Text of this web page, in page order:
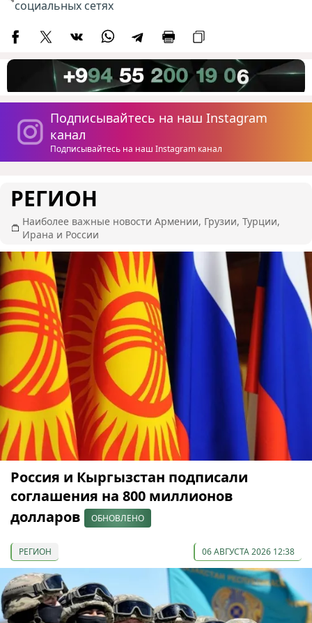
социальных сетях
Подписывайтесь на наш Instagram
канал
Подписывайтесь на наш Instagram канал
РЕГИОН
Наиболее важные новости Армении, Грузии, Турции,
Ирана и России
Россия и Кыргызстан подписали
соглашения на 800 миллионов
долларов
ОБНОВЛЕНО
РЕГИОН 06 АВГУСТА 2026 12:38